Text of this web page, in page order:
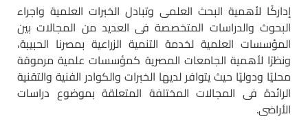
إداركًا لأهمية البحث العلمى وتبادل الخبرات العلمية واجراء
البحوث والدراسات المتخصصة فى العديد من المجالات بين
المؤسسات العلمية لخدمة التنمية الزراعية بمصرنا الحبيبة،
ونظرًا لأهمية الجامعات المصرية كمؤسسات علمية مرموقة
محليًا ودوليًا حيث يتوافر لديها الخبرات والكوادر الفنية والتقنية
الرائدة فى المجالات المختلفة المتعلقة بموضوع دراسات
الأراضى.